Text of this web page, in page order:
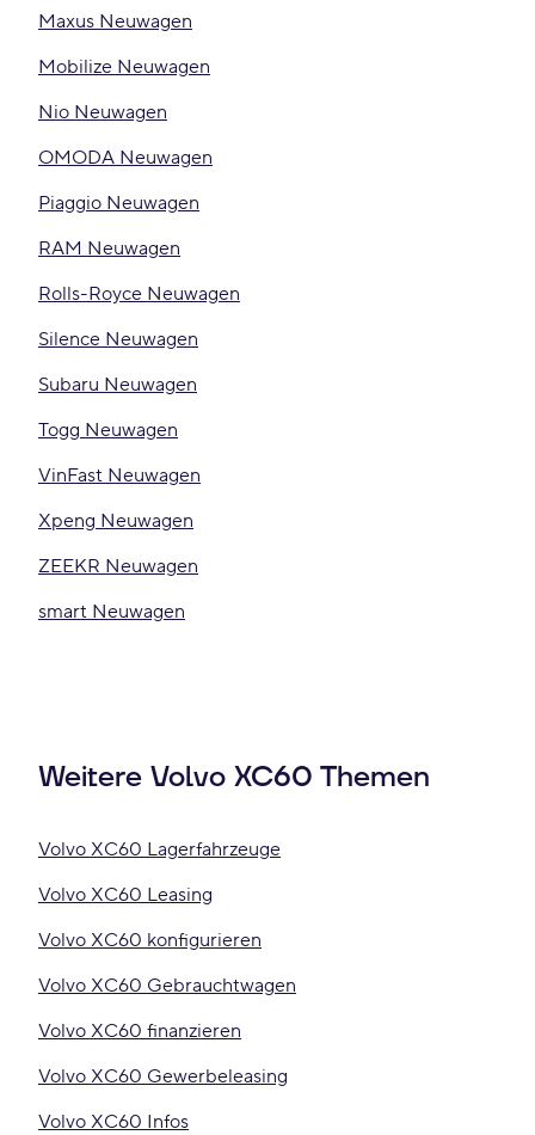
Maxus Neuwagen
Mobilize Neuwagen
Nio Neuwagen
OMODA Neuwagen
Piaggio Neuwagen
RAM Neuwagen
Rolls-Royce Neuwagen
Silence Neuwagen
Subaru Neuwagen
Togg Neuwagen
VinFast Neuwagen
Xpeng Neuwagen
ZEEKR Neuwagen
smart Neuwagen
Weitere Volvo XC60 Themen
Volvo XC60 Lagerfahrzeuge
Volvo XC60 Leasing
Volvo XC60 konfigurieren
Volvo XC60 Gebrauchtwagen
Volvo XC60 finanzieren
Volvo XC60 Gewerbeleasing
Volvo XC60 Infos